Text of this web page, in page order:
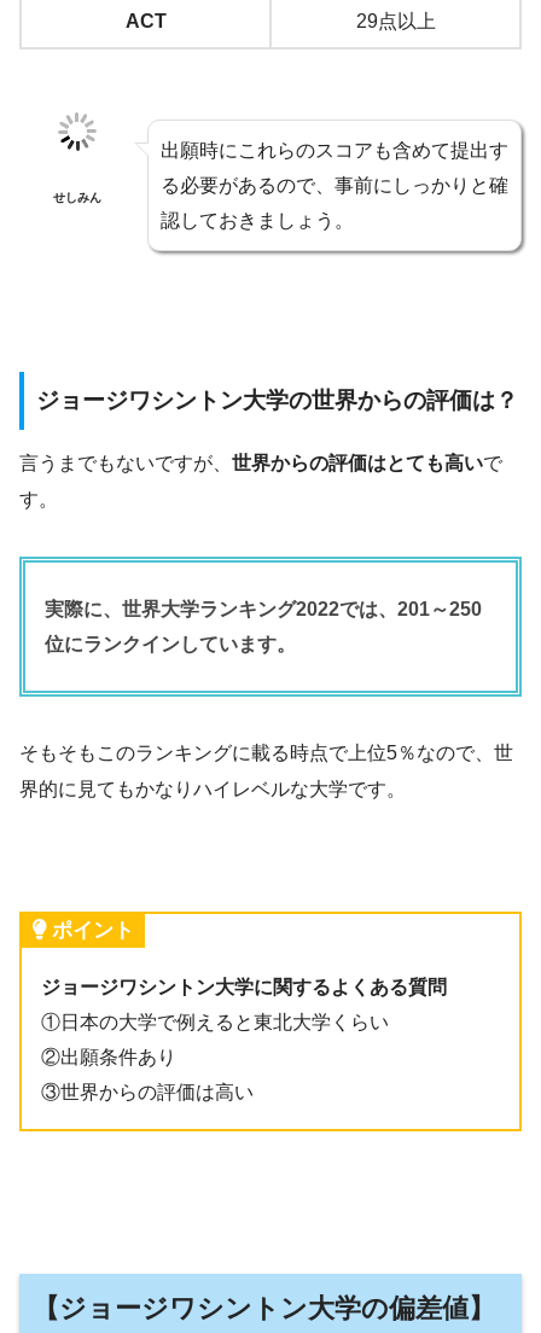
ACT 29点以上
せしみん
出願時にこれらのスコアも含めて提出す
る必要があるので、事前にしっかりと確
認しておきましょう。
ジョージワシントン大学の世界からの評価は？
言うまでもないですが、 世界からの評価はとても高いで
す。
実際に、世界大学ランキング2022では、201～250
位にランクインしています。
そもそもこのランキングに載る時点で上位5％なので、世
界的に見てもかなりハイレベルな大学です。
ポイント
ジョージワシントン大学に関するよくある質問
①日本の大学で例えると東北大学くらい
②出願条件あり
③世界からの評価は高い
【ジョージワシントン大学の偏差値】